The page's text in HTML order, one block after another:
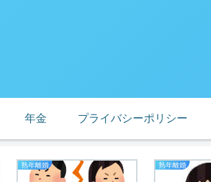
年金 プライバシーポリシー
熟年離婚 熟年離婚